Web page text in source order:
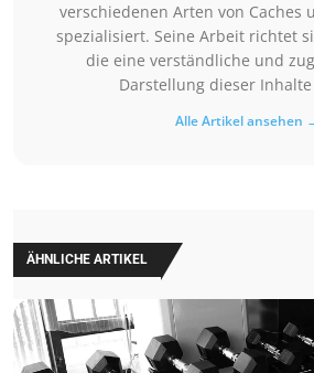
verschiedenen Arten von Caches
spezialisiert. Seine Arbeit richtet
die eine verständliche und
Darstellung dieser
Alle Artikel ansehen
ÄHNLICHE ARTIKEL